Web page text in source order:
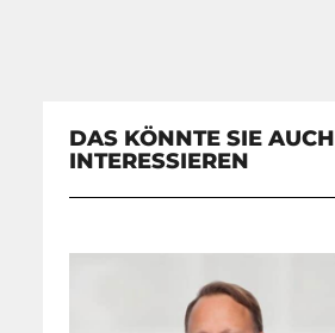
DAS KÖNNTE SIE AUCH
INTERESSIEREN